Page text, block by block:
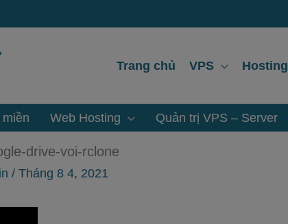
Trang chủ VPS Hosting
Web Hosting Quản trị VPS – Server
drive-voi-rclone
/ Tháng 8 4, 2021